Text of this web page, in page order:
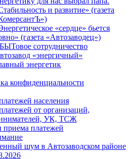
и развитие» (газета
«сердце» бьется
(газета «Автозаводец»)
сотрудничество
«энергичный»
энергетик
конфиденциальности
населения
от организаций,
УК, ТСЖ
платежей
шум в Автозаводском районе